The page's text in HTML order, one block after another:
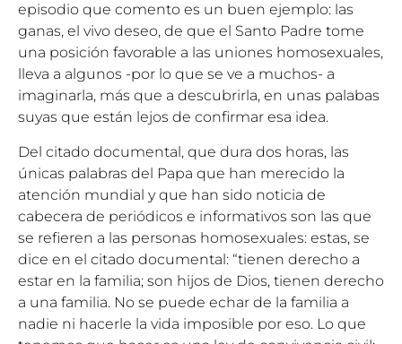
episodio que comento es un buen ejemplo: las
ganas, el vivo deseo, de que el Santo Padre tome
una posición favorable a las uniones homosexuales,
lleva a algunos -por lo que se ve a muchos- a
imaginarla, más que a descubrirla, en unas palabas
suyas que están lejos de confirmar esa idea.
Del citado documental, que dura dos horas, las
únicas palabras del Papa que han merecido la
atención mundial y que han sido noticia de
cabecera de periódicos e informativos son las que
se refieren a las personas homosexuales: estas, se
dice en el citado documental: “tienen derecho a
estar en la familia; son hijos de Dios, tienen derecho
a una familia. No se puede echar de la familia a
nadie ni hacerle la vida imposible por eso. Lo que